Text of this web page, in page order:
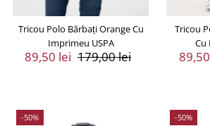
Tricou Polo Bărbați Orange Cu
Imprimeu USPA
Preț
89,50 lei Preț
179,00 lei
Tricou
Cu
Preț
-50% -50%